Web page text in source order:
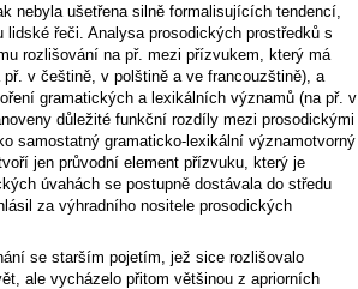
nebyla ušetřena silně formalisujících tendencí,
lidské řeči. Analysa prosodických prostředků s
rozlišování na př. mezi přízvukem, který má
v češtině, v polštině a ve francouzštině), a
gramatických a lexikálních významů (na př. v
důležité funkční rozdíly mezi prosodickými
samostatný gramaticko-lexikální významotvorný
jen průvodní element přízvuku, který je
úvahách se postupně dostávala do středu
za výhradního nositele prosodických
se starším pojetím, jež sice rozlišovalo
ale vycházelo přitom většinou z apriorních